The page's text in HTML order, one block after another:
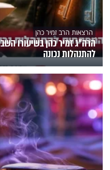
הרצאות הרב זמיר כהן
הרה"ג זמיר כהן בשיעורו
להתנהלות נכונה